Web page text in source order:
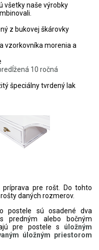
všetky naše výrobky
z bukovej škárovky
vzorkovníka morenia a
10 ročná
špeciálny tvrdený lak
pre rošt. Do tohto
daných rozmerov.
postele sú osadené dva
predným alebo bočným
pre postele s úložným
úložným priestorom